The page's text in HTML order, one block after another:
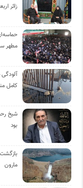
زائر
مطهر
آلودگی
کامل
شیخ
بود
مارون